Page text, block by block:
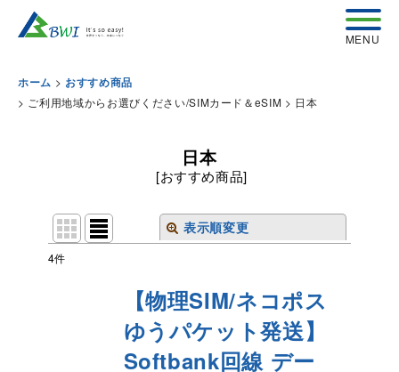
ホーム > おすすめ商品
> ご利用地域からお選びください/SIMカード＆eSIM > 日本
日本
[おすすめ商品]
表示順変更
4件
【物理SIM/ネコポス
ゆうパケット発送】
Softbank回線 デー